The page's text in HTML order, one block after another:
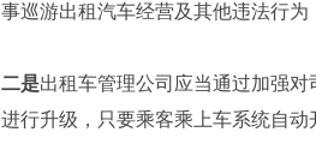
事巡游出租汽车经营及其他违法行为
二是出租车管理公司应当通过加强
进行升级，只要乘客乘上车系统自动